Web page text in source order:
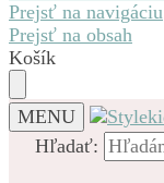
Prejsť na navigáciu
Prejsť na obsah
Košík
MENU
Hľadať: